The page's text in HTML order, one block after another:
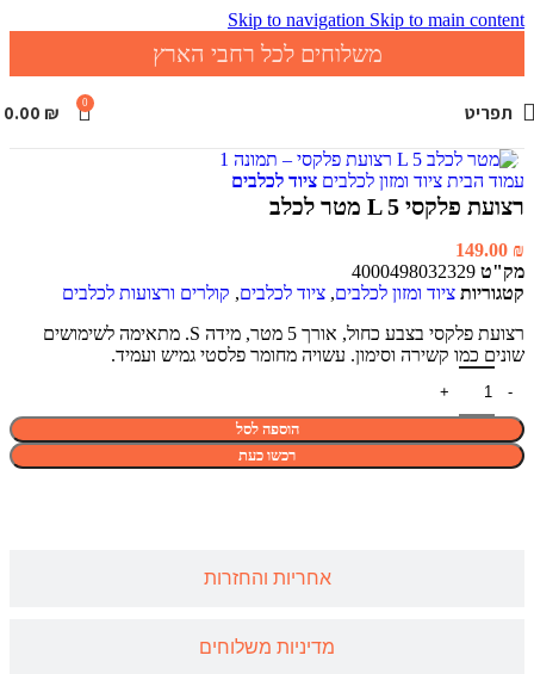
Skip to navigation Skip to main content
משלוחים לכל רחבי הארץ
תפריט 0
0.00 ₪
עמוד הבית ציוד ומזון לכלבים ציוד לכלבים
רצועת פלקסי L 5 מטר לכלב
149.00 ₪
מק"ט 4000498032329
קטגוריות ציוד ומזון לכלבים, ציוד לכלבים, קולרים ורצועות לכלבים
רצועת פלקסי בצבע כחול, אורך 5 מטר, מידה S. מתאימה לשימושים
שונים כמו קשירה וסימון. עשויה מחומר פלסטי גמיש ועמיד.
הוספה לסל
רכשו כעת
אחריות והחזרות
מדיניות משלוחים